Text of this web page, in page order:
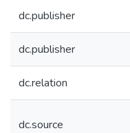
dc.publisher
dc.publisher
dc.relation
dc.source